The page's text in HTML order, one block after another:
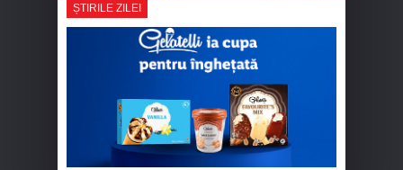
ȘTIRILE ZILEI